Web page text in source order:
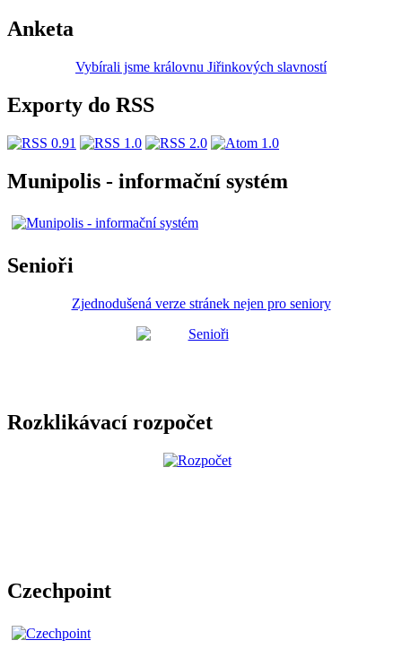
Anketa
Vybírali jsme královnu Jiřinkových slavností
Exporty do RSS
Munipolis - informační systém
Senioři
Zjednodušená verze stránek nejen pro seniory
Rozklikávací rozpočet
Czechpoint